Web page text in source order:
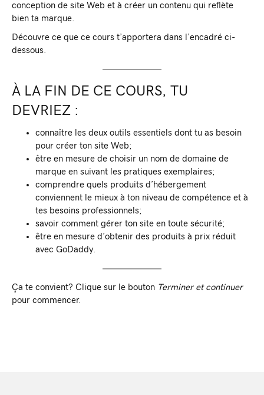
conception de site Web et à créer un contenu qui reflète
bien ta marque.
Découvre ce que ce cours t’apportera dans l’encadré ci-
dessous.
À LA FIN DE CE COURS, TU
DEVRIEZ :
connaître les deux outils essentiels dont tu as besoin
pour créer ton site Web;
être en mesure de choisir un nom de domaine de
marque en suivant les pratiques exemplaires;
comprendre quels produits d’hébergement
conviennent le mieux à ton niveau de compétence et à
tes besoins professionnels;
savoir comment gérer ton site en toute sécurité;
être en mesure d’obtenir des produits à prix réduit
avec GoDaddy.
Ça te convient? Clique sur le bouton Terminer et continuer
pour commencer.